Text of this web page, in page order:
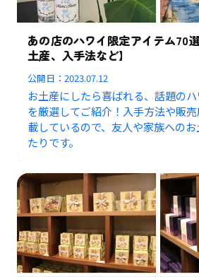
あの店のハワイ限定アイテム70
土産、入手法など】
公開日：2023.07.12
お土産にしたら喜ばれる、話題の
を厳選してご紹介！入手方法や販
載しているので、友人や家族への
たりです。